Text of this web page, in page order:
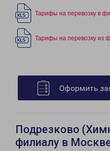
Тарифы на перевозку в
Тарифы на перевозку из
Оформить
Подрезково
филиалу в